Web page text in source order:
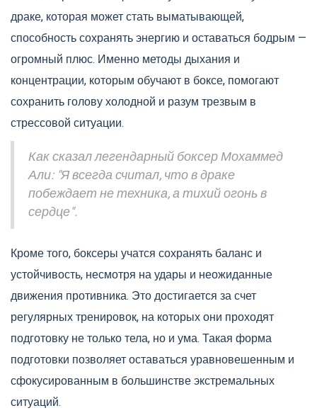
драке, которая может стать выматывающей,
способность сохранять энергию и оставаться бодрым —
огромный плюс. Именно методы дыхания и
концентрации, которым обучают в боксе, помогают
сохранить голову холодной и разум трезвым в
стрессовой ситуации.
Как сказал легендарный боксер Мохаммед
Али: "Я всегда считал, что в драке
побеждает не техника, а тихий огонь в
сердце".
Кроме того, боксеры учатся сохранять баланс и
устойчивость, несмотря на удары и неожиданные
движения противника. Это достигается за счет
регулярных тренировок, на которых они проходят
подготовку не только тела, но и ума. Такая форма
подготовки позволяет оставаться уравновешенным и
сфокусированным в большинстве экстремальных
ситуаций.